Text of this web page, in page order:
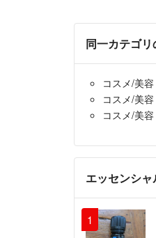
同一カテゴ
コスメ/美容
コスメ/美容
コスメ/美容
エッセンシ
1